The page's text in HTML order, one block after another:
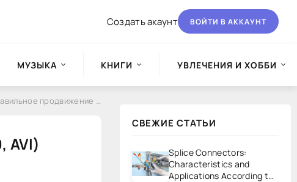
Создать акаунт ВОЙТИ В АККАУНТ
МУЗЫКА КНИГИ УВЛЕЧЕНИЯ И ХОББИ
сайта (2010, AVI)
AVI)
СВЕЖИЕ СТАТЬИ
Splice Connectors:
Characteristics and
Applications According to